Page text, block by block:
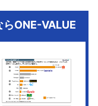
ONE-VALUE